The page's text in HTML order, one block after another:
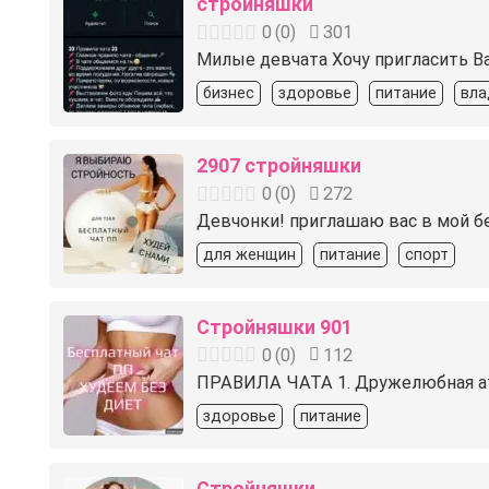
0 (0)
301
Милые девчата Хочу
бизнес здоровье питание
2907 стройняшки
0 (0)
272
Девчонки! приглашаю вас в мой
для женщин питание спорт
Стройняшки 901
0 (0)
112
ПРАВИЛА ЧАТА 1. Дружелюбная
здоровье питание